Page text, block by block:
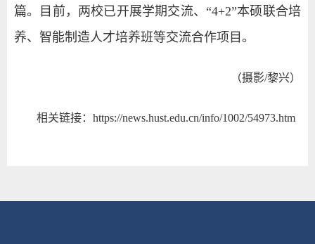
篇。目前，两校已开展学期交流、“4+2”本硕联合培
养、智能制造人才培养班等交流合作项目。
（摄影/黎兴）
相关链接： https://news.hust.edu.cn/info/1002/54973.htm